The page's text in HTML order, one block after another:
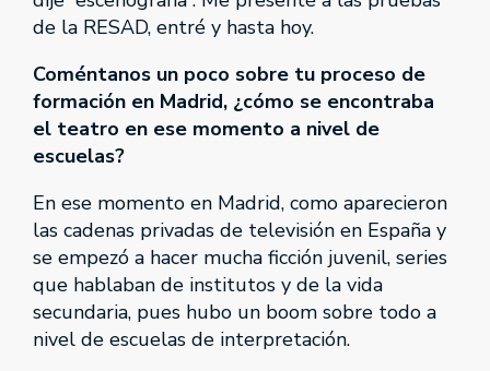
de la RESAD, entré y hasta hoy.
Coméntanos un poco sobre tu proceso de
formación en Madrid, ¿cómo se encontraba
el teatro en ese momento a nivel de
escuelas?
En ese momento en Madrid, como aparecieron
las cadenas privadas de televisión en España y
se empezó a hacer mucha ficción juvenil, series
que hablaban de institutos y de la vida
secundaria, pues hubo un boom sobre todo a
nivel de escuelas de interpretación.